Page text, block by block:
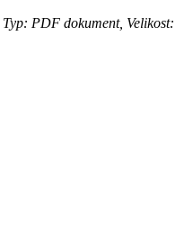
Typ: PDF dokument, Velikost: